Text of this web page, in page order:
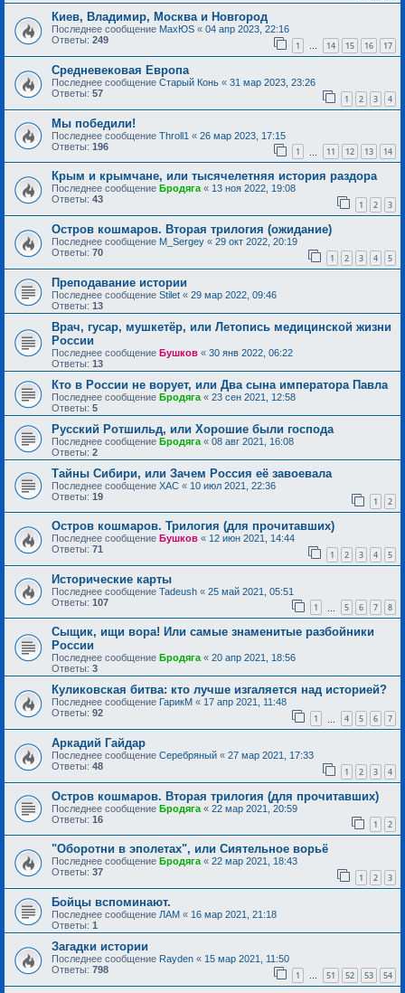
Киев, Владимир, Москва и Новгород
Последнее сообщение MaxЮS « 04 апр 2023, 22:16
Ответы: 249 1 … 14 15 16 17
Средневековая Европа
Последнее сообщение Старый Конь « 31 мар 2023, 23:26
Ответы: 57 1 2 3 4
Мы победили!
Последнее сообщение Throll1 « 26 мар 2023, 17:15
Ответы: 196 1 11 12 13 14
Крым и крымчане, или тысячелетняя история раздора
Последнее сообщение Бродяга « 13 ноя 2022, 19:08
Ответы: 43 1 2 3
Остров кошмаров. Вторая трилогия (ожидание)
Последнее сообщение M_Sergey « 29 окт 2022, 20:19
Ответы: 70 1 2 3 4 5
Преподавание истории
Последнее сообщение Stilet « 29 мар 2022, 09:46
Ответы: 13
Врач, гусар, мушкетёр, или Летопись медицинской жизни
России
Последнее сообщение Бушков « 30 янв 2022, 06:22
Ответы: 13
Кто в России не ворует, или Два сына императора Павла
Последнее сообщение Бродяга « 23 сен 2021, 12:58
Ответы: 5
Русский Ротшильд, или Хорошие были господа
Последнее сообщение Бродяга « 08 авг 2021, 16:08
Ответы: 2
Тайны Сибири, или Зачем Россия её завоевала
Последнее сообщение ХАС « 10 июл 2021, 22:36
Ответы: 19 1 2
Остров кошмаров. Трилогия (для прочитавших)
Последнее сообщение Бушков « 12 июн 2021, 14:44
Ответы: 71 1 2 3 4 5
Исторические карты
Последнее сообщение Tadeush « 25 май 2021, 05:51
Ответы: 107 1 5 6 7 8
Сыщик, ищи вора! Или самые знаменитые разбойники
России
Последнее сообщение Бродяга« 20 апр 2021, 18:56
Ответы: 3
Куликовская битва: кто лучше изгаляется над историей?
Последнее сообщение ГарикМ « 17 апр 2021, 11:48
Ответы: 92 1 4 5 6 7
Аркадий Гайдар
Последнее сообщение Серебряный « 27 мар 2021, 17:33
Ответы: 48 1 2 3 4
Остров кошмаров. Вторая трилогия (для прочитавших)
Последнее сообщение Бродяга « 22 мар 2021, 20:59
Ответы: 16 1 2
"Оборотни в эполетах", или Сиятельное ворьё
Последнее сообщение Бродяга « 22 мар 2021, 18:43
Ответы: 37 1 2 3
Бойцы вспоминают.
Последнее сообщение ЛАМ « 16 мар 2021, 21:18
Ответы: 1
Загадки истории
Последнее сообщение Rayden « 15 мар 2021, 11:50
Ответы: 798 1 … 51 52 53 54